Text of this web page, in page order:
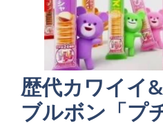
歴代カワイイ
ブルボン「プ